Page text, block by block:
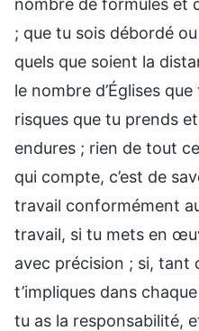
; que tu sois débordé
quels que soient la
le nombre d’Églises
risques que tu prends
endures ; rien de tout
qui compte, c’est de
travail conformément
travail, si tu mets en
avec précision ; si, tant
t’impliques dans
tu as la responsabilité,